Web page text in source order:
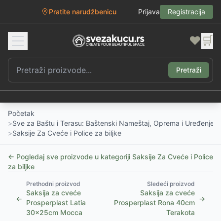
Pratite narudžbenicu Prijava Registracija
❤️ 🛒
Pretraži
Početak
>Sve za Baštu i Terasu: Baštenski Nameštaj, Oprema i Uređenje
>Saksije Za Cveće i Police za biljke
← Pogledaj sve proizvode u kategoriji Saksije Za Cveće i Police
za biljke
←
Prethodni proizvod
Saksija za cveće
Prosperplast Latia
30x25cm Mocca
Sledeći proizvod
Saksija za cveće
Prosperplast Rona 40cm
Terakota
→